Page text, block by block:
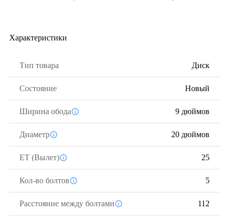
Характеристики
Тип товара Диск
Состояние Новый
Ширина обода 9 дюймов
Диаметр 20 дюймов
ЕТ (Вылет) 25
Кол-во болтов 5
Расстояние между болтами 112